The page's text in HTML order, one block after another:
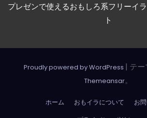
プレゼンで使えるおもしろ系フリーイ
ト
Proudly powered by WordPress | テー
Themeansar。
ホーム おもイラについて
お